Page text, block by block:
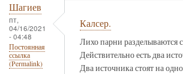
Шагиев
пт,
04/16/2021
- 04:48
Постоянная
ссылка
(Permalink)
Калсер.
Лихо парни разделываются
Действительно есть два
Два источника стоят на